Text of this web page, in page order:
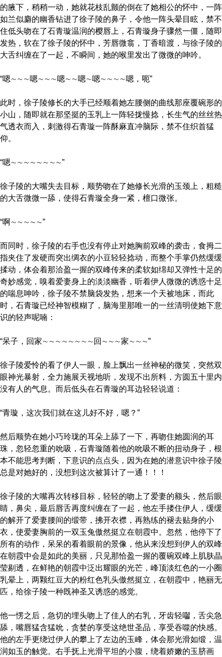
的腋下，稍稍一动，她就花枝乱颤的倒在了她相公的怀中，一阵
如兰似麝的幽香钻进了徐子陵的鼻子，令他一阵头晕目眩，禁不
住低头吻在了石青璇温润的樱唇上，石青璇身子骤然一僵，随即
发热，软在了徐子陵的怀中，芳唇微翕，丁香暗渡，与徐子陵的
大舌纠缠在了一起，不瞬间，她的喉里发出了微微的呻吟。
“嗯∼∼∼嗯∼∼∼嗯∼∼嗯∼嗯∼∼∼∼嗯，呃”
此时，徐子陵修长的大手已经顺着她左腰侧的曲线那座覆碗形的
小山，随即就在那坚挺的玉乳上一阵轻拢慢捻，长生气的丝丝热
气透衣而入，刺激得石青璇一阵酥麻直冲脑际，禁不住织首猛
仰。
“嗯∼∼∼∼∼∼∼∼”
徐子陵的大嘴失去目标，顺势吻在了她修长光滑的玉颈上，粗糙
的大舌微微一舔，使得石青璇全身一紧，檀口微张。
“啊∼∼∼∼∼”
而同时，徐子陵的右手也没有停止对她胸前双峰的袭击，食拇二
指夹住了发硬而突出绸衣的小豆轻轻捻动，而整个手掌仍然缓缓
揉动，体会着那洽盈一握的双峰传来的柔软如绵却又弹性十足的
奇妙感觉，嗅着爱妻身上的淡淡幽香，听着伊人微微的诱惑十足
的喘息呻吟，徐子陵不禁脑袋发热，想来一个天被地床，而此
时，石青璇已经神智模糊了，脑海里那唯一的一丝清明使她下意
识的轻声呢喃：
“呆子，回家∼∼∼∼∼∼∼∼回∼∼∼家∼∼∼”
徐子陵爱怜的看了伊人一眼，脸上飘出一丝神秘的微笑，突然双
眼神光暴射，全力施展天视地听，发现不出所料，方圆五十里内
没有人的气息。而后低头在石青璇的耳边轻轻说道：
“青璇，这次我们就在这儿好不好，嗯？”
然后顺势在她小巧玲珑的耳朵上舔了一下，再吻住她圆润的耳
珠，忽轻忽重的吮吸，石青璇随着他的吮吸不断的扭动身子，根
本不能思考判断，下意识的点点头，因为在她的潜意识中徐子陵
总是对她好的，没想到这次被算计了一通！！！
徐子陵的大嘴再次转移目标，轻轻的吻上了爱妻的额头，然后眼
睛，鼻尖，最后唇舌再度纠缠在了一起，他左手搂住伊人，缓缓
的解开了爱妻腰间的缎带，拂开衣襟，再熟练的褪去贴身的小
衣，使爱妻胸前的一双玉兔傲然挺立在朝霞中。忽然，他停下了
所有的动作，呆呆的看着眼前的景像，他从来没想到伊人的双峰
在朝霞中会是如此的美丽，只见那恰盈一握的覆碗双峰上肌肤晶
莹剔透，在鲜艳的朝霞中泛出耀眼的光芒，峰顶淡红色的一小圈
乳晕上，两颗红豆大的粉红色乳头傲然挺立，在朝霞中，艳丽无
匹，给徐子陵一种既神圣又诱惑的感觉。
他一愣之后，急切的埋头吻上了佳人的右乳，牙齿轻囓，舌尖急
舔，嘴唇猛含猛吮，贪婪的享受这绝世圣品，享受吞噬的快感。
他的左手更绕过伊人的攀上了左边的玉峰，体会那光滑如缎，温
润如玉的触觉。右手抚上光滑平坦的小腹，绕着娇嫩的玉脐画